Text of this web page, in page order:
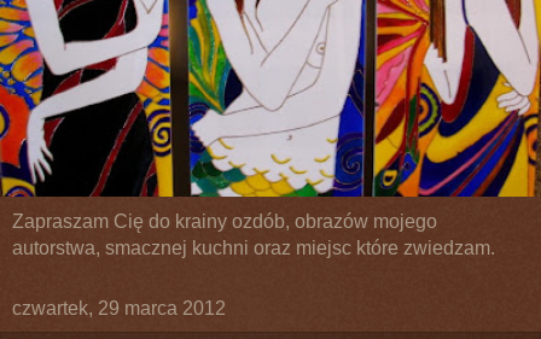
Zapraszam Cię do krainy ozdób, obrazów mojego
autorstwa, smacznej kuchni oraz miejsc które zwiedzam.
czwartek, 29 marca 2012